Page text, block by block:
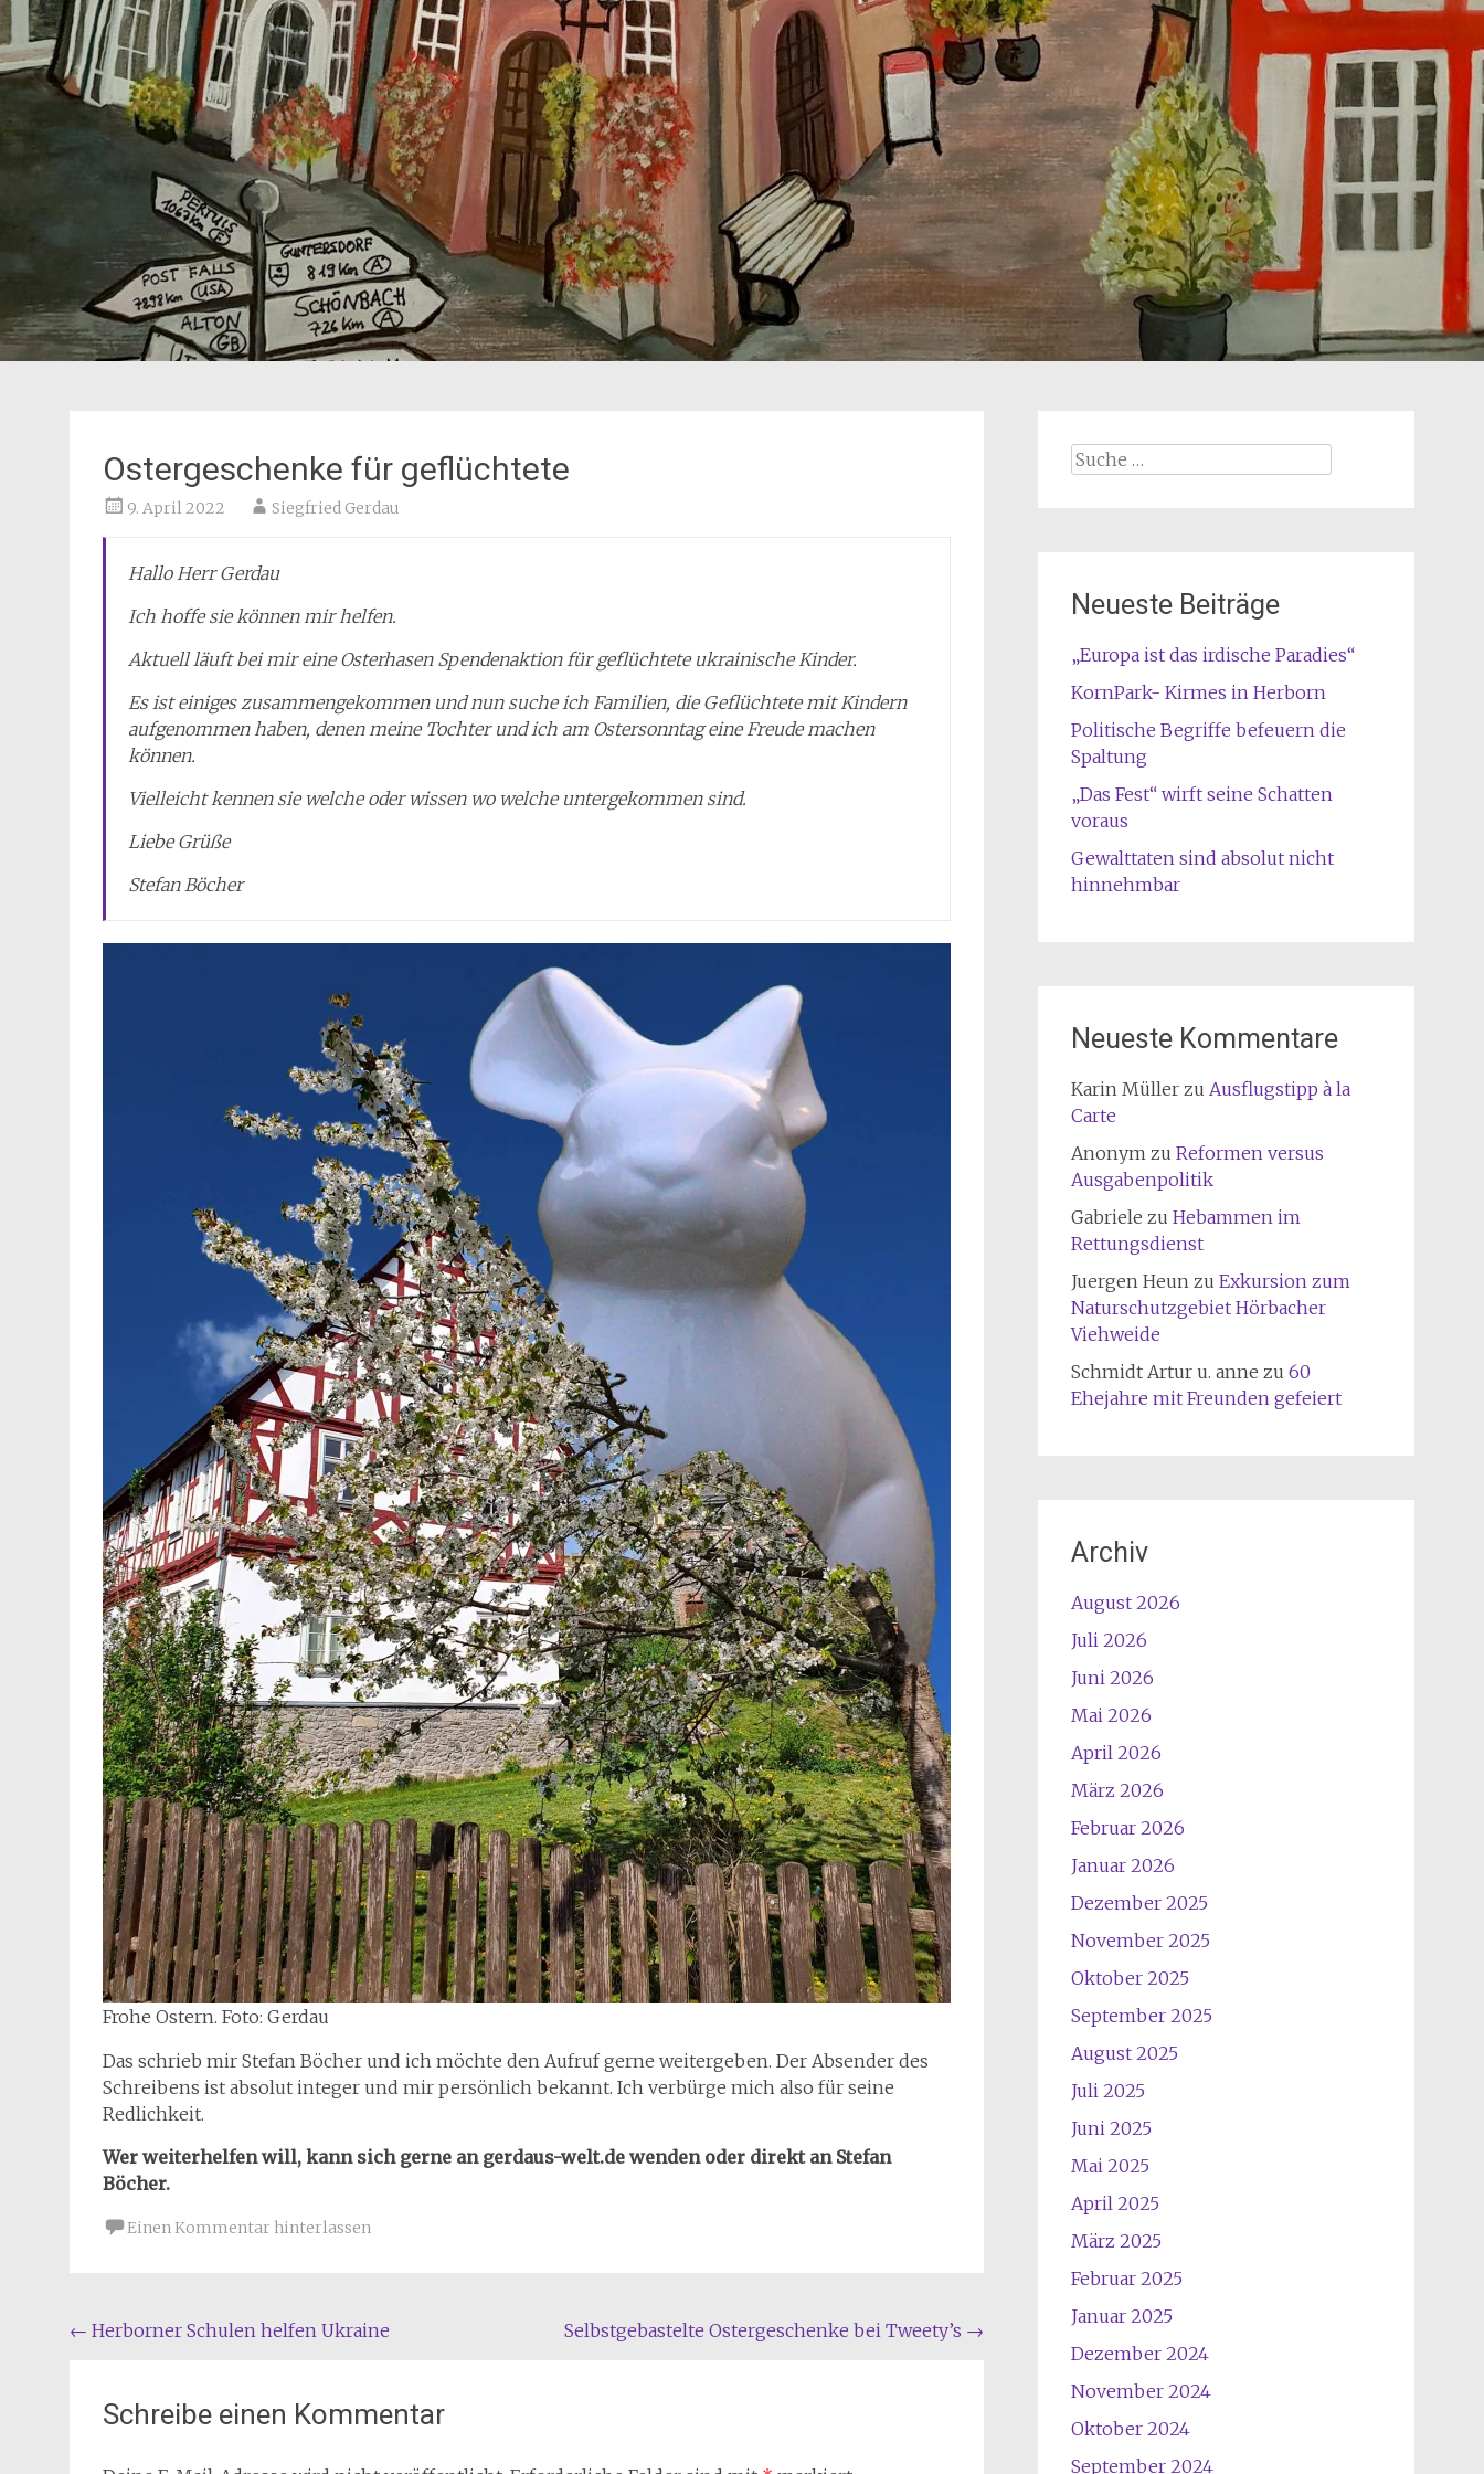
Ostergeschenke für geflüchtete
9. April 2022 Siegfried Gerdau
Hallo Herr Gerdau
Ich hoffe sie können mir helfen.
Aktuell läuft bei mir eine Osterhasen Spendenaktion für geflüchtete ukrainische Kinder.
Es ist einiges zusammengekommen und nun suche ich Familien, die Geflüchtete mit Kindern
aufgenommen haben, denen meine Tochter und ich am Ostersonntag eine Freude machen
können.
Vielleicht kennen sie welche oder wissen wo welche untergekommen sind.
Liebe Grüße
Stefan Böcher
Frohe Ostern. Foto: Gerdau
Das schrieb mir Stefan Böcher und ich möchte den Aufruf gerne weitergeben. Der Absender des
Schreibens ist absolut integer und mir persönlich bekannt. Ich verbürge mich also für seine
Redlichkeit.
Wer weiterhelfen will, kann sich gerne an gerdaus-welt.de wenden oder direkt an Stefan
Böcher.
Einen Kommentar hinterlassen
Beitragsnavigation
← Herborner Schulen helfen Ukraine Selbstgebastelte Ostergeschenke bei Tweety’s →
Schreibe einen Kommentar
Suche
Neueste Beiträge
„Europa ist das irdische Paradies“
KornPark- Kirmes in Herborn
Politische Begriffe befeuern die
Spaltung
„Das Fest“ wirft seine Schatten
voraus
Gewalttaten sind absolut nicht
hinnehmbar
Neueste Kommentare
Karin Müllerzu Ausflugstipp à la
Carte
Anonymzu Reformen versus
Ausgabenpolitik
Gabriele zu Hebammen im
Rettungsdienst
Juergen Heunzu Exkursion zum
Naturschutzgebiet Hörbacher
Viehweide
Schmidt Artur u. anne zu 60
Ehejahre mit Freunden gefeiert
Archiv
August 2026
Juli 2026
Juni 2026
Mai 2026
April 2026
März 2026
Februar 2026
Januar 2026
Dezember 2025
November 2025
Oktober 2025
September 2025
August 2025
Juli 2025
Juni 2025
Mai 2025
April 2025
März 2025
Februar 2025
Januar 2025
Dezember 2024
November 2024
Oktober 2024
September 2024